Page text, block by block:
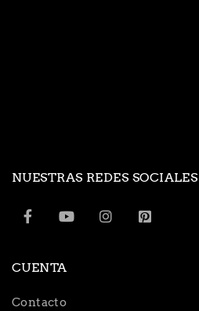
NUESTRAS REDES SOCIALES
CUENTA
Contacto